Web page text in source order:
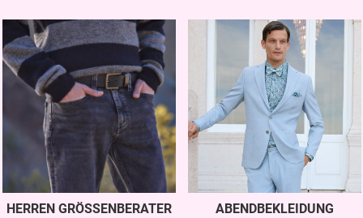
HERREN GRÖSSENBERATER ABENDBEKLEIDUNG